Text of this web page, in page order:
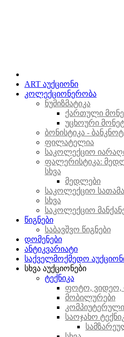
ART აუქციონი
კოლექციონერობა
ნუმიზმატიკა
ქართული
უცხოური
ბონისტიკა -
ფილატელია
საკოლექციო
ფალერისტიკა:
სხვა
მედლები
საკოლექციო
სხვა
საკოლექციო
წიგნები
საბავშვო წიგნები
დომენები
ანტიკვარიატი
საქველმოქმედო
სხვა აუქციონები
ტექნიკა
ფოტო, ვიდეო,
მობილურები
კომპიუტერული
საოჯახო